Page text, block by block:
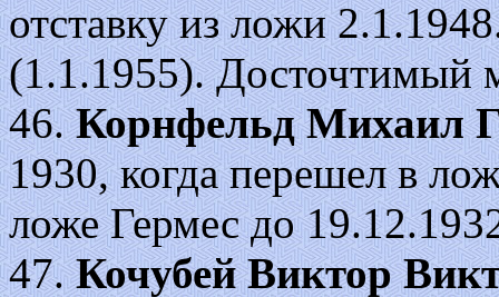
отставку из ложи
(1.1.1955). Досточтимый
46.Корнфельд Михаил
1930, когда перешел в
ложе Гермес до
47.Кочубей Виктор